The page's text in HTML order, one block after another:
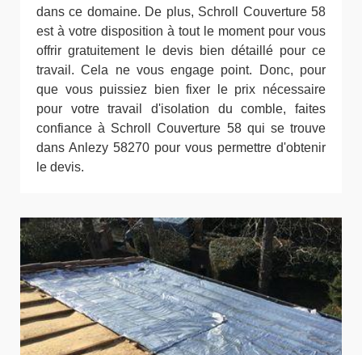
dans ce domaine. De plus, Schroll Couverture 58
est à votre disposition à tout le moment pour vous
offrir gratuitement le devis bien détaillé pour ce
travail. Cela ne vous engage point. Donc, pour
que vous puissiez bien fixer le prix nécessaire
pour votre travail d'isolation du comble, faites
confiance à Schroll Couverture 58 qui se trouve
dans Anlezy 58270 pour vous permettre d'obtenir
le devis.